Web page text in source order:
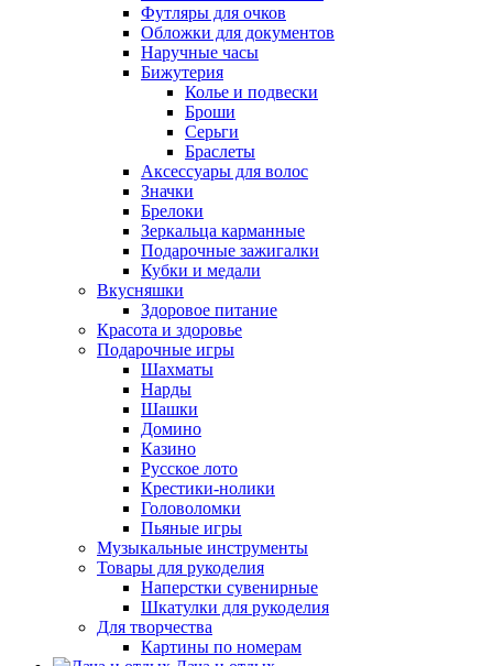
Футляры для очков
Обложки для документов
Наручные часы
Бижутерия
Колье и подвески
Броши
Серьги
Браслеты
Аксессуары для волос
Значки
Брелоки
Зеркальца карманные
Подарочные зажигалки
Кубки и медали
Вкусняшки
Здоровое питание
Красота и здоровье
Подарочные игры
Шахматы
Нарды
Шашки
Домино
Казино
Русское лото
Крестики-нолики
Головоломки
Пьяные игры
Музыкальные инструменты
Товары для рукоделия
Наперстки сувенирные
Шкатулки для рукоделия
Для творчества
Картины по номерам